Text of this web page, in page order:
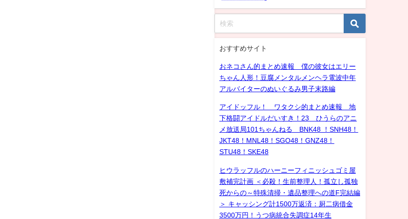
おすすめサイト
おネコさん的まとめ速報 僕の彼女はエリー
ちゃん人形！豆腐メンタルメンヘラ電波中年
アルバイターのぬいぐるみ男子末路編
アイドッフル！ ワタクシ的まとめ速報 地
下格闘アイドルだいすき！23 ひうらのアニ
メ放送局101ちゃんねる BNK48 ！SNH48！
JKT48！MNL48！SGO48！GNZ48！
STU48！SKE48
ヒウラッフルのハーニーフィニッシュゴミ屋
敷補完計画 ＜必殺！生前整理人！孤立し孤独
死からの～特殊清掃・遺品整理への道F完結編
＞ キャッシング計1500万返済：厨二病借金
3500万円！うつ病統合失調症14年生